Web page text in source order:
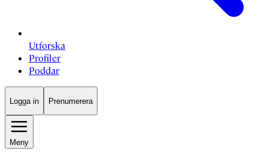
Utforska
Profiler
Poddar
Logga in Prenumerera
Meny